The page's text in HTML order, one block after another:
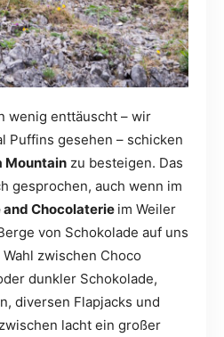
wenig enttäuscht – wir
Puffins gesehen – schicken
Mountain zu besteigen. Das
gesprochen, auch wenn im
and Chocolaterie im Weiler
von Schokolade auf uns
zwischen Choco
dunkler Schokolade,
diversen Flapjacks und
lacht ein großer